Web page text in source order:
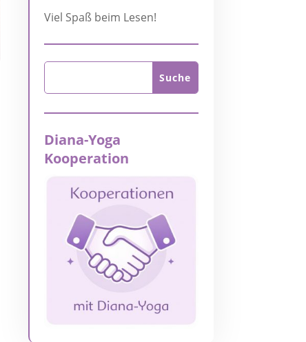
Viel Spaß beim Lesen!
Diana-Yoga
Kooperation